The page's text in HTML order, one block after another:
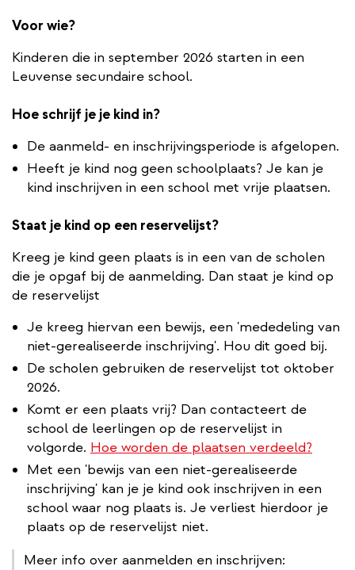
Voor wie?
Kinderen die in september 2026 starten in een
Leuvense secundaire school.
Hoe schrijf je je kind in?
De aanmeld- en inschrijvingsperiode is afgelopen.
Heeft je kind nog geen schoolplaats? Je kan je
kind inschrijven in een school met vrije plaatsen.
Staat je kind op een reservelijst?
Kreeg je kind geen plaats is in een van de scholen
die je opgaf bij de aanmelding. Dan staat je kind op
de reservelijst
Je kreeg hiervan een bewijs, een 'mededeling van
niet-gerealiseerde inschrijving'. Hou dit goed bij.
De scholen gebruiken de reservelijst tot oktober
2026.
Komt er een plaats vrij? Dan contacteert de
school de leerlingen op de reservelijst in
volgorde. Hoe worden de plaatsen verdeeld?
Met een 'bewijs van een niet-gerealiseerde
inschrijving' kan je je kind ook inschrijven in een
school waar nog plaats is. Je verliest hierdoor je
plaats op de reservelijst niet.
Meer info over aanmelden en inschrijven: